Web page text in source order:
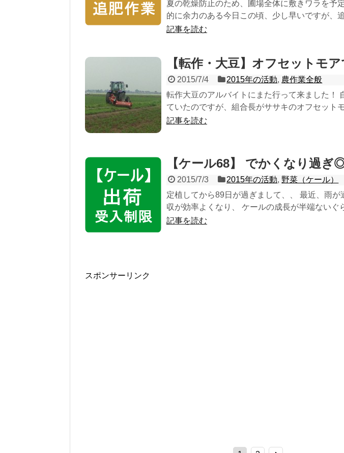
夏の乾燥防止のため、圃場全体に敷きワラを予
的に余力のある今日この頃、少し早いですが、
記事を読む
【転作・大豆】オフセットモ
2015/7/4 2015年の活動, 農作業全般
転作大豆のアルバイトにまた行って来ました！
ていたのですが、組合長がササキのオフセット
記事を読む
【ケール68】 でかくなり過
2015/7/3 2015年の活動, 野菜（ケール）
定植してから89日が過ぎまして、、 最近、雨が
収が効率よくなり、 ケールの成長が半端ないぐ
記事を読む
スポンサーリンク